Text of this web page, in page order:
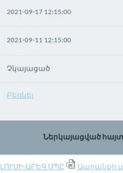
2021-09-17 12:15:00
2021-09-11 12:15:00
Չկայացած
Բեռնել
Ներկայացված
ԼՈՒՍԻ-ԱՐԵԳ ՍՊԸ Ապրանքի